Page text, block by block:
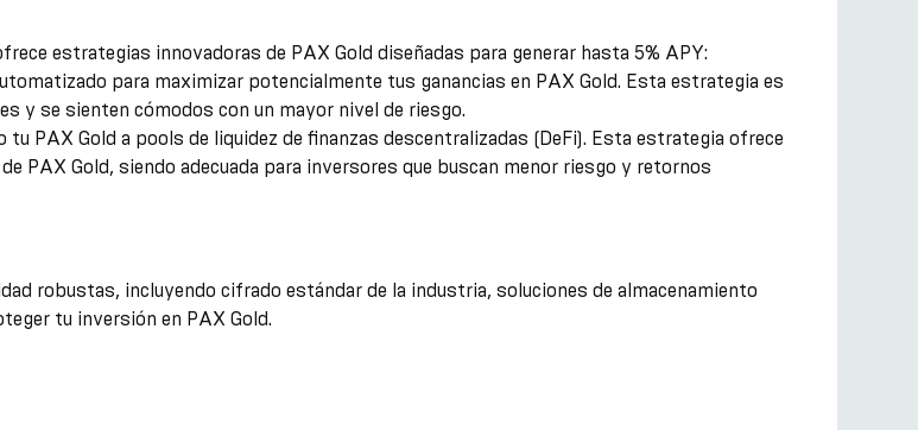
estrategias innovadoras de PAX Gold diseñadas para generar hasta 5% APY:
para maximizar potencialmente tus ganancias en PAX Gold. Esta estrategia es
y se sienten cómodos con un mayor nivel de riesgo.
PAX Gold a pools de liquidez de finanzas descentralizadas (DeFi). Esta estrategia ofrece
PAX Gold, siendo adecuada para inversores que buscan menor riesgo y retornos
robustas, incluyendo cifrado estándar de la industria, soluciones de almacenamiento
tu inversión en PAX Gold.